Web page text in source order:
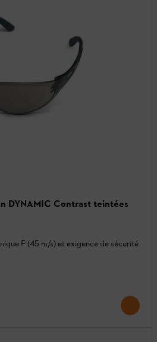
DYNAMIC Contrast teintées
F (45 m/s) et exigence de sécurité